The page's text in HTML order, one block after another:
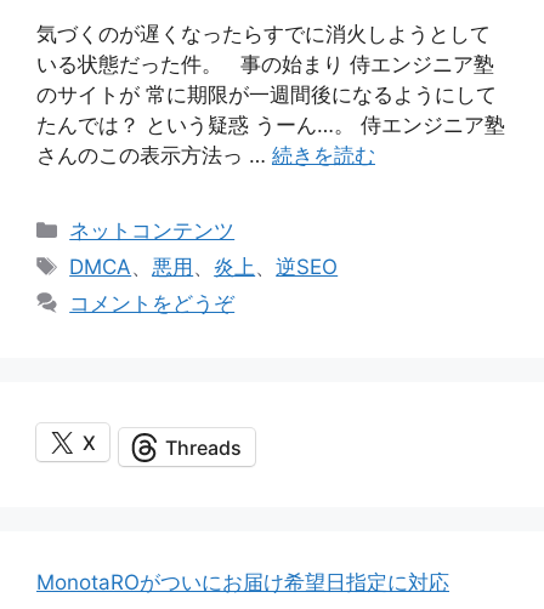
気づくのが遅くなったらすでに消火しようとして
いる状態だった件。 事の始まり 侍エンジニア塾
のサイトが 常に期限が一週間後になるようにして
たんでは？ という疑惑 うーん…。 侍エンジニア塾
さんのこの表示方法っ … 続きを読む
カ
テ
リ
ネットコンテンツ
タ
グ
DMCA、悪用 、炎上、逆SEO
コメントをどうぞ
X Threads
MonotaROがついにお届け希望日指定に対応